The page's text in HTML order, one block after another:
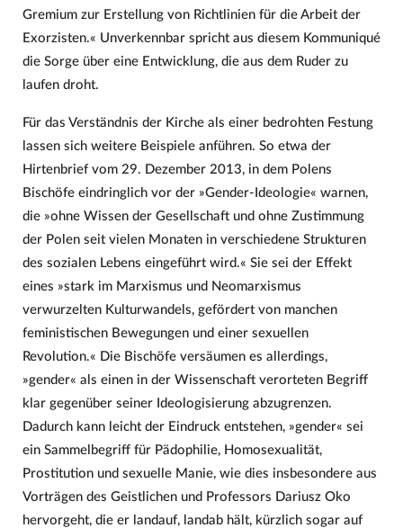
Gremium zur Erstellung von Richtlinien für die Arbeit der
Exorzisten.« Unverkennbar spricht aus diesem Kommuniqué
die Sorge über eine Entwicklung, die aus dem Ruder zu
laufen droht.
Für das Verständnis der Kirche als einer bedrohten Festung
lassen sich weitere Beispiele anführen. So etwa der
Hirtenbrief vom 29. Dezember 2013, in dem Polens
Bischöfe eindringlich vor der »Gender-Ideologie« warnen,
die »ohne Wissen der Gesellschaft und ohne Zustimmung
der Polen seit vielen Monaten in verschiedene Strukturen
des sozialen Lebens eingeführt wird.« Sie sei der Effekt
eines »stark im Marxismus und Neomarxismus
verwurzelten Kulturwandels, gefördert von manchen
feministischen Bewegungen und einer sexuellen
Revolution.« Die Bischöfe versäumen es allerdings,
»gender« als einen in der Wissenschaft verorteten Begriff
klar gegenüber seiner Ideologisierung abzugrenzen.
Dadurch kann leicht der Eindruck entstehen, »gender« sei
ein Sammelbegriff für Pädophilie, Homosexualität,
Prostitution und sexuelle Manie, wie dies insbesondere aus
Vorträgen des Geistlichen und Professors Dariusz Oko
hervorgeht, die er landauf, landab hält, kürzlich sogar auf